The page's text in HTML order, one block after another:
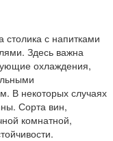
столика с напитками
Здесь важна
охлаждения,
В некоторых случаях
Сорта вин,
комнатной,